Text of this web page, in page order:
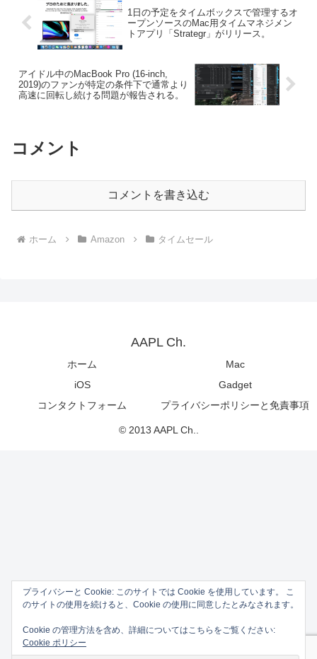
1日の予定をタイムボックスで管理するオ
ープンソースのMac用タイムマネジメン
トアプリ「Strategr」がリリース。
アイドル中のMacBook Pro (16-inch,
2019)のファンが特定の条件下で通常より
高速に回転し続ける問題が報告される。
コメント
コメントを書き込む
ホーム Amazon タイムセール
AAPL Ch.
ホーム
Mac
iOS
Gadget
コンタクトフォーム
プライバシーポリシーと免責事項
© 2013 AAPL Ch..
プライバシーと Cookie: このサイトでは Cookie を使用しています。 こ
のサイトの使用を続けると、Cookie の使用に同意したとみなされます。
Cookie の管理方法を含め、詳細についてはこちらをご覧ください:
Cookie ポリシー